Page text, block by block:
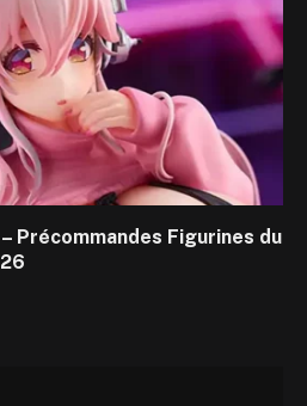
Précommandes Figurines du